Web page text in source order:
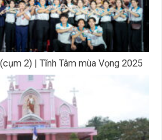
2) | Tĩnh Tâm mùa Vọng 2025